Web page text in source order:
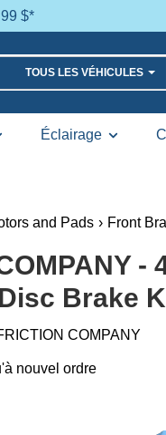
$*
TOUS LES VÉHICULES
Éclairage
and Pads › Front
-
Brake
COMPANY
nouvel ordre